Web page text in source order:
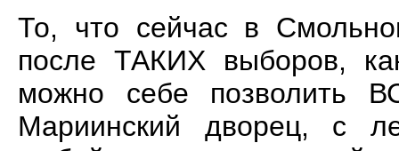
То, что сейчас в
после ТАКИХ выборов,
можно себе позволить
Мариинский дворец, с